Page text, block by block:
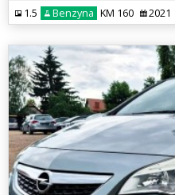
1.5 Benzyna KM 160 2021